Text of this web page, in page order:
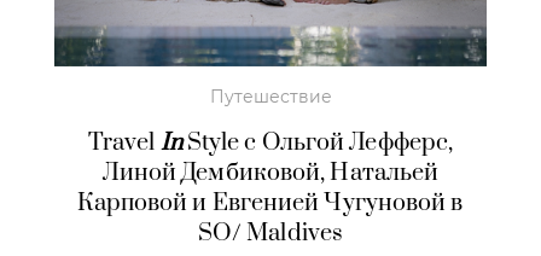
Путешествие
Travel InStyle c Ольгой Лефферс,
Линой Дембиковой, Натальей
Карповой и Евгенией Чугуновой в
SO/ Maldives